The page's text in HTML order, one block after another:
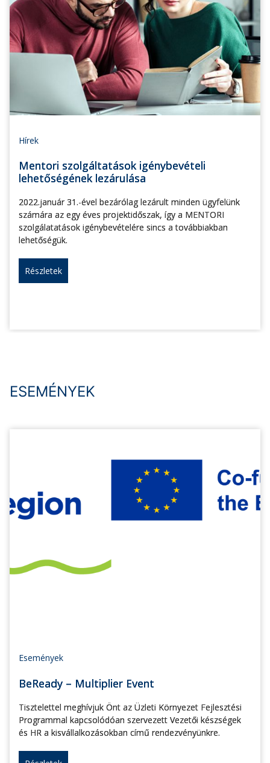
Hírek
Mentori szolgáltatások igénybevételi
lehetőségének lezárulása
2022.január 31.-ével bezárólag lezárult minden ügyfelünk
számára az egy éves projektidőszak, így a MENTORI
szolgálatatások igénybevételére sincs a továbbiakban
lehetőségük.
Részletek
ESEMÉNYEK
Események
BeReady – Multiplier Event
Tisztelettel meghívjuk Önt az Üzleti Környezet Fejlesztési
Programmal kapcsolódóan szervezett Vezetői készségek
és HR a kisvállalkozásokban című rendezvényünkre.